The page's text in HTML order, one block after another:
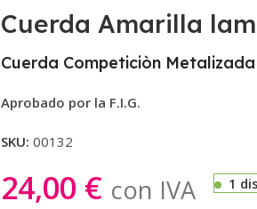
Cuerda Amarilla
Cuerda Competiciòn Metalizada
Aprobado por la F.I.G.
SKU: 00132
24,00 € con IVA 1